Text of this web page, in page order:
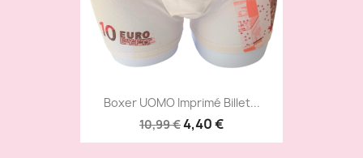
Boxer UOMO Imprimé Billet...
10,99 €4,40 €